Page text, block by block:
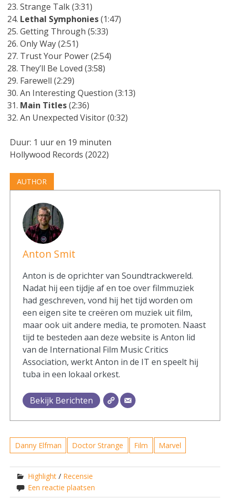
Strange Talk (3:31)
Lethal Symphonies(1:47)
Getting Through (5:33)
Only Way (2:51)
Trust Your Power (2:54)
They’ll Be Loved (3:58)
Farewell (2:29)
An Interesting Question (3:13)
Main Titles(2:36)
An Unexpected Visitor (0:32)
Duur: 1 uur en 19 minuten
Hollywood Records (2022)
AUTHOR
Anton Smit
Anton is de oprichter van Soundtrackwereld.
Nadat hij een tijdje af en toe over filmmuziek
had geschreven, vond hij het tijd worden om
een eigen site te creëren om muziek uit film,
maar ook uit andere media, te promoten. Naast
tijd te besteden aan deze website is Anton lid
van de International Film Music Critics
Association, werkt Anton in de IT en speelt hij
tuba in een lokaal orkest.
Bekijk Berichten
Danny Elfman Doctor Strange Film Marvel
Highlight / Recensie
Een reactie plaatsen